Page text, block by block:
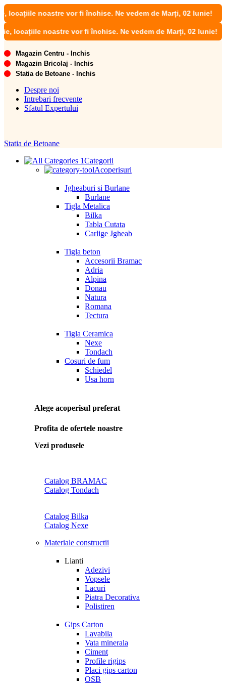
noastre vor fi închise. Ne vedem de Marți, 02 Iunie!
noastre vor fi închise. Ne vedem de Marți, 02 Iunie!
Magazin Centru - Inchis
Magazin Bricolaj - Inchis
Statia de Betoane - Inchis
Despre noi
Intrebari frecvente
Sfatul Expertului
Statia de Betoane
Categorii
Acoperisuri
Jgheaburi si Burlane
Burlane
Tigla Metalica
Bilka
Tabla Cutata
Carlige Jgheab
Tigla beton
Accesorii Bramac
Adria
Alpina
Donau
Natura
Romana
Tectura
Tigla Ceramica
Nexe
Tondach
Cosuri de fum
Schiedel
Usa horn
Alege acoperisul preferat
Profita de ofertele noastre
Vezi produsele
Catalog BRAMAC
Catalog Tondach
Catalog Bilka
Catalog Nexe
Materiale constructii
Lianti
Adezivi
Vopsele
Lacuri
Piatra Decorativa
Polistiren
Gips Carton
Lavabila
Vata minerala
Ciment
Profile rigips
Placi gips carton
OSB